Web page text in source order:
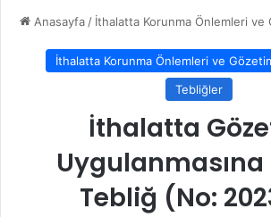
Anasayfa / İthalatta Korunma Önlemleri ve
İthalatta Korunma Önlemleri ve
Tebliğler
İthalatta
Tebliğ (No: